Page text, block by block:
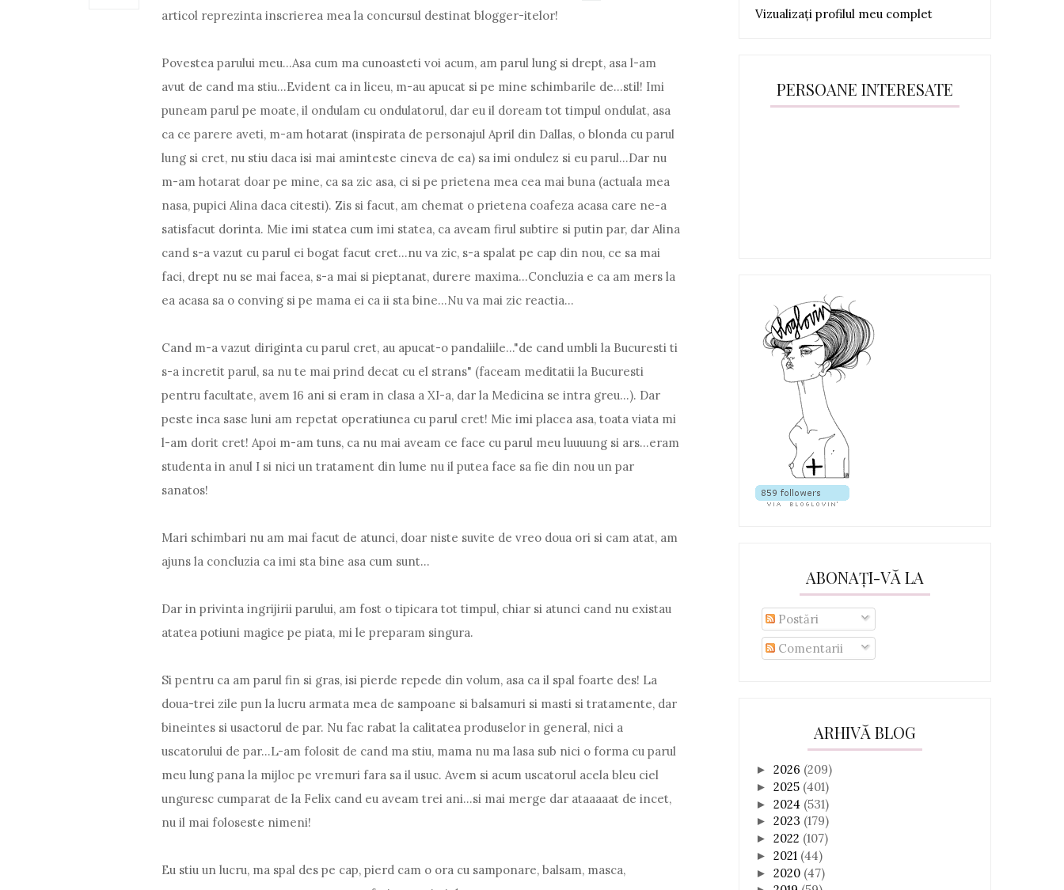
articol reprezinta inscrierea mea la concursul destinat blogger-itelor!
Povestea parului meu...Asa cum ma cunoasteti voi acum, am parul lung si drept, asa l-am
avut de cand ma stiu...Evident ca in liceu, m-au apucat si pe mine schimbarile de...stil! Imi
puneam parul pe moate, il ondulam cu ondulatorul, dar eu il doream tot timpul ondulat, asa
ca ce parere aveti, m-am hotarat (inspirata de personajul April din Dallas, o blonda cu parul
lung si cret, nu stiu daca isi mai aminteste cineva de ea) sa imi ondulez si eu parul...Dar nu
m-am hotarat doar pe mine, ca sa zic asa, ci si pe prietena mea cea mai buna (actuala mea
nasa, pupici Alina daca citesti). Zis si facut, am chemat o prietena coafeza acasa care ne-a
satisfacut dorinta. Mie imi statea cum imi statea, ca aveam firul subtire si putin par, dar Alina
cand s-a vazut cu parul ei bogat facut cret...nu va zic, s-a spalat pe cap din nou, ce sa mai
faci, drept nu se mai facea, s-a mai si pieptanat, durere maxima...Concluzia e ca am mers la
ea acasa sa o conving si pe mama ei ca ii sta bine...Nu va mai zic reactia...
Cand m-a vazut diriginta cu parul cret, au apucat-o pandaliile..."de cand umbli la Bucuresti ti
s-a incretit parul, sa nu te mai prind decat cu el strans" (faceam meditatii la Bucuresti
pentru facultate, avem 16 ani si eram in clasa a XI-a, dar la Medicina se intra greu...). Dar
peste inca sase luni am repetat operatiunea cu parul cret! Mie imi placea asa, toata viata mi
l-am dorit cret! Apoi m-am tuns, ca nu mai aveam ce face cu parul meu luuuung si ars...eram
studenta in anul I si nici un tratament din lume nu il putea face sa fie din nou un par
sanatos!
Mari schimbari nu am mai facut de atunci, doar niste suvite de vreo doua ori si cam atat, am
ajuns la concluzia ca imi sta bine asa cum sunt...
Dar in privinta ingrijirii parului, am fost o tipicara tot timpul, chiar si atunci cand nu existau
atatea potiuni magice pe piata, mi le preparam singura.
Si pentru ca am parul fin si gras, isi pierde repede din volum, asa ca il spal foarte des! La
doua-trei zile pun la lucru armata mea de sampoane si balsamuri si masti si tratamente, dar
bineintes si usactorul de par. Nu fac rabat la calitatea produselor in general, nici a
uscatorului de par...L-am folosit de cand ma stiu, mama nu ma lasa sub nici o forma cu parul
meu lung pana la mijloc pe vremuri fara sa il usuc. Avem si acum uscatorul acela bleu ciel
unguresc cumparat de la Felix cand eu aveam trei ani...si mai merge dar ataaaaat de incet,
nu il mai foloseste nimeni!
Eu stiu un lucru, ma spal des pe cap, pierd cam o ora cu samponare, balsam, masca,
Vizualizați profilul meu complet
PERSOANE INTERESATE
ABONAȚI-VĂ LA
Postări
Comentarii
ARHIVĂ BLOG
► 2026 (209)
► 2025 (401)
► 2024 (531)
► 2023 (179)
► 2022 (107)
► 2021 (44)
► 2020 (47)